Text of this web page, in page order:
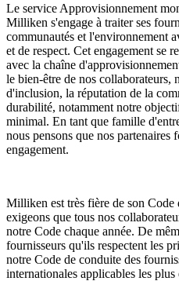
Le service Approvisionnement
Milliken s'engage à traiter ses
communautés et l'environnement
et de respect. Cet engagement se
avec la chaîne
le bien-être de nos collaborateurs,
d'inclusion, la réputation de la
durabilité, notamment notre
minimal. En tant que famille
nous pensons que nos partenaires
engagement.
Milliken est très fière de son Code
exigeons que tous nos
notre Code chaque année. De
fournisseurs qu'ils respectent les
notre Code de conduite des
internationales applicables les plus